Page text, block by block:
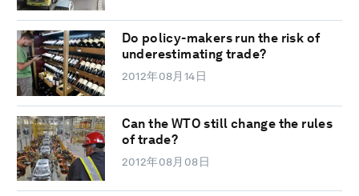
Do policy-makers run the risk of
underestimating trade?
2012年08月14日
Can the WTO still change the rules
of trade?
2012年08月08日